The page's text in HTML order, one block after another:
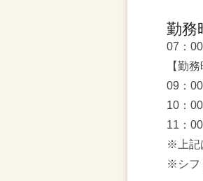
勤務
07：
【勤
09：
10：
11：
※上記
※シフ